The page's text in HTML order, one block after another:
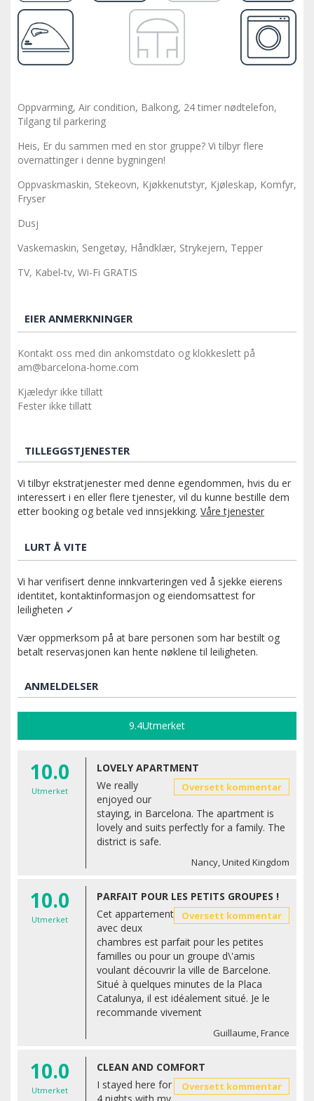
Oppvarming, Air condition, Balkong, 24 timer nødtelefon,
Tilgang til parkering
Heis, Er du sammen med en stor gruppe? Vi tilbyr flere
overnattinger i denne bygningen!
Oppvaskmaskin, Stekeovn, Kjøkkenutstyr, Kjøleskap, Komfyr,
Fryser
Dusj
Vaskemaskin, Sengetøy, Håndklær, Strykejern, Tepper
TV, Kabel-tv, Wi-Fi GRATIS
EIER ANMERKNINGER
Kontakt oss med din ankomstdato og klokkeslett på
am@barcelona-home.com
Kjæledyr ikke tillatt
Fester ikke tillatt
TILLEGGSTJENESTER
Vi tilbyr ekstratjenester med denne egendommen, hvis du er
interessert i en eller flere tjenester, vil du kunne bestille dem
etter booking og betale ved innsjekking. Våre tjenester
LURT Å VITE
Vi har verifisert denne innkvarteringen ved å sjekke eierens
identitet, kontaktinformasjon og eiendomsattest for
leiligheten ✓
Vær oppmerksom på at bare personen som har bestilt og
betalt reservasjonen kan hente nøklene til leiligheten.
ANMELDELSER
9.4Utmerket
10.0
Utmerket
LOVELY APARTMENT
Oversett kommentar
We really
enjoyed our
staying, in Barcelona. The apartment is
lovely and suits perfectly for a family. The
district is safe.
Nancy, United Kingdom
10.0
Utmerket
PARFAIT POUR LES PETITS GROUPES !
Oversett kommentar
Cet appartement
avec deux
chambres est parfait pour les petites
familles ou pour un groupe d\'amis
voulant découvrir la ville de Barcelone.
Situé à quelques minutes de la Placa
Catalunya, il est idéalement situé. Je le
recommande vivement
Guillaume, France
10.0
Utmerket
CLEAN AND COMFORT
Oversett kommentar
I stayed here for